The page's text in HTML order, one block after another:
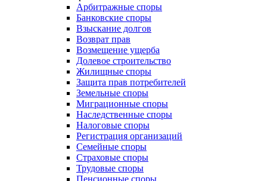
Арбитражные споры
Банковские споры
Взыскание долгов
Возврат прав
Возмещение ущерба
Долевое строительство
Жилищные споры
Защита прав потребителей
Земельные споры
Миграционные споры
Наследственные споры
Налоговые споры
Регистрация организаций
Семейные споры
Страховые споры
Трудовые споры
Пенсионные споры